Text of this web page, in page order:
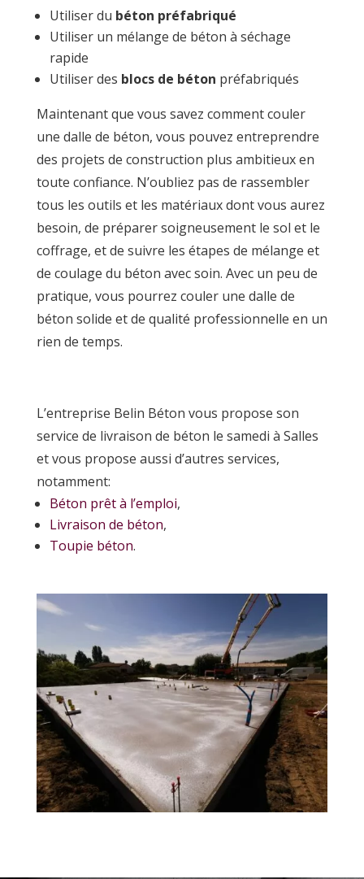
Utiliser du béton préfabriqué
Utiliser un mélange de béton à séchage
rapide
Utiliser des blocs de béton préfabriqués
Maintenant que vous savez comment couler
une dalle de béton, vous pouvez entreprendre
des projets de construction plus ambitieux en
toute confiance. N’oubliez pas de rassembler
tous les outils et les matériaux dont vous aurez
besoin, de préparer soigneusement le sol et le
coffrage, et de suivre les étapes de mélange et
de coulage du béton avec soin. Avec un peu de
pratique, vous pourrez couler une dalle de
béton solide et de qualité professionnelle en un
rien de temps.
L’entreprise Belin Béton vous propose son
service de livraison de béton le samedi à Salles
et vous propose aussi d’autres services,
notamment:
Béton prêt à l’emploi,
Livraison de béton,
Toupie béton.